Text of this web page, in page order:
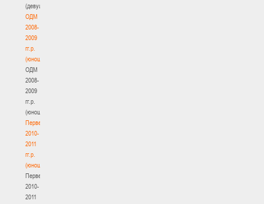
(девушки)
ОДМ
2008-
2009
гг.р.
(юноши)
ОДМ
2008-
2009
гг.р.
(юноши)
Первенство
2010-
2011
гг.р.
(юноши)
Первенство
2010-
2011